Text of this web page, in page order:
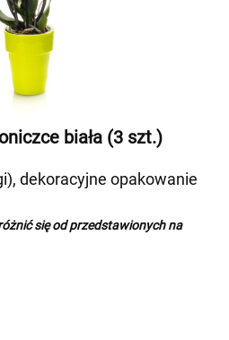
biała (3 szt.)
dekoracyjne opakowanie
się od przedstawionych na